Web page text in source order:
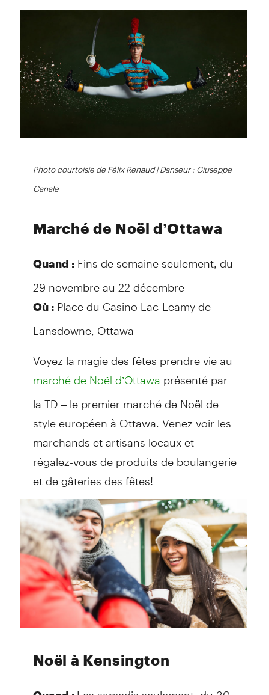
Photo courtoisie de Félix Renaud | Danseur : Giuseppe
Canale
Marché de Noël d’Ottawa
Quand :Fins de semaine seulement, du
29 novembre au 22 décembre
Où :Place du Casino Lac-Leamy de
Lansdowne, Ottawa
Voyez la magie des fêtes prendre vie au
marché de Noël d’Ottawa présenté par
la TD – le premier marché de Noël de
style européen à Ottawa. Venez voir les
marchands et artisans locaux et
régalez-vous de produits de boulangerie
et de gâteries des fêtes!
Noël à Kensington
Les samedis seulement, du 30